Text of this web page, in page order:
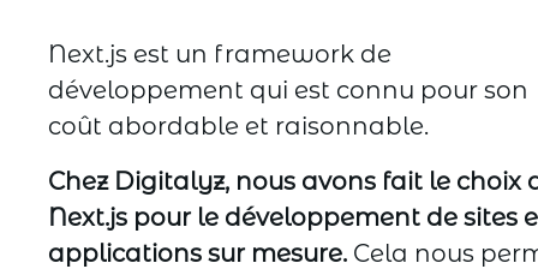
Next.js est un framework de
développement qui est connu pour son
coût abordable et raisonnable.
Chez Digitalyz, nous avons fait le choix
Next.js pour le développement de sites
applications sur mesure. Cela nous